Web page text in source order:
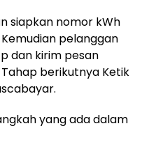
siapkan nomor kWh
pelanggan
dan kirim pesan
Tahap berikutnya Ketik
yang ada dalam